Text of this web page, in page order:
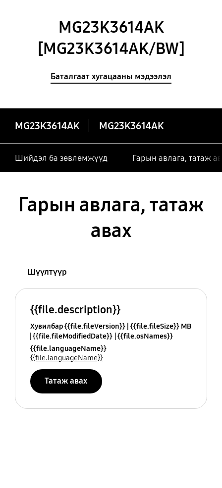
MG23K3614AK
[MG23K3614AK/BW]
Баталгаат хугацааны мэдээлэл
MG23K3614AK MG23K3614AK
Шийдэл ба зөвлөмжүүд Гарын авлага, татаж
Гарын авлага, татаж
авах
Шүүлтүүр
{{file.description}}
Хувилбар {{file.fileVersion}} {{file.fileSize}} MB
{{file.fileModifiedDate}} {{file.osNames}}
{{file.languageName}}
{{file.languageName}}
Татаж авах